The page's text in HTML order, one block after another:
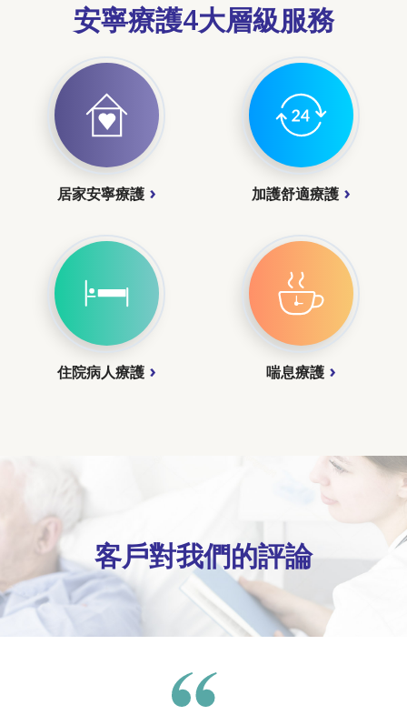
安寧療護4大層級服務
居家安寧療護 加護舒適療護
住院病人療護 喘息療護
客戶對我們的評論